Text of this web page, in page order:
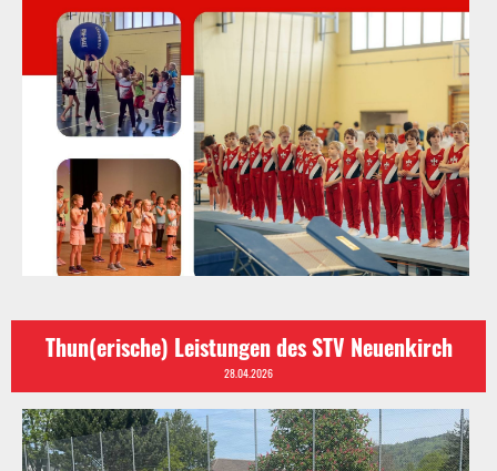
Thun(erische) Leistungen des STV Neuenkirch
28.04.2026